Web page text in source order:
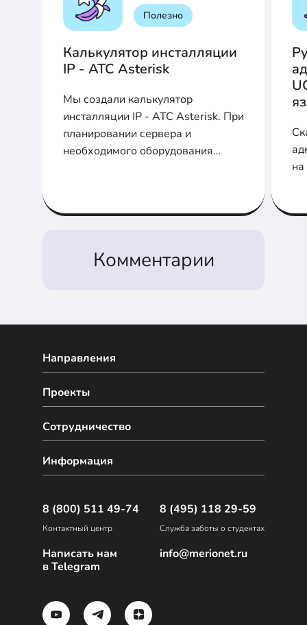
Полезно
Калькулятор инсталляции
IP - АТС Asterisk
Мы создали калькулятор
инсталляции IP - АТС Asterisk. При
планировании сервера и
необходимого оборудования
Комментарии
Направления
Сотрудничество
Проекты
Информация
8 (800) 511 49-74
Контактный центр
Написать нам
в Telegram
8 (495) 118 29-59
Служба заботы о студентах
info@merionet.ru